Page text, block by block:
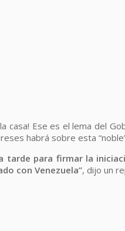
casa! Ese es el lema del
habrá sobre esta
tarde para firmar la
con Venezuela”, dijo un